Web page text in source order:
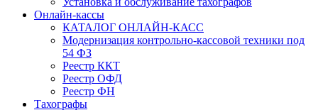
Онлайн-кассы
КАТАЛОГ ОНЛАЙН-КАСС
Модернизация контрольно-кассовой техники под
54 ФЗ
Реестр ККТ
Реестр ОФД
Реестр ФН
Тахографы